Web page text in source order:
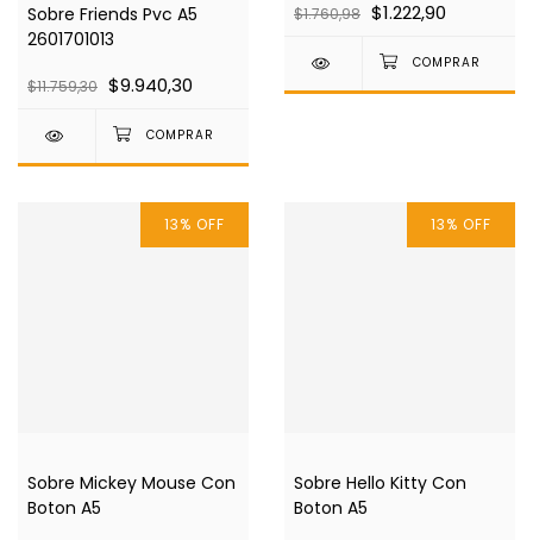
Sobre Friends Pvc A5
2601701013
$11.759,30 $9.940,30
$1.760,98 $1.222,90
13% OFF
Sobre Mickey Mouse Con
Boton A5
13% OFF
Sobre Hello Kitty Con
Boton A5